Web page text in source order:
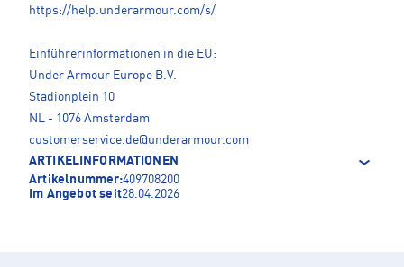
https://help.underarmour.com/s/
Einführerinformationen in die EU:
Under Armour Europe B.V.
Stadionplein 10
NL - 1076 Amsterdam
customerservice.de@underarmour.com
ARTIKELINFORMATIONEN
Artikelnummer:409708200
Im Angebot seit28.04.2026